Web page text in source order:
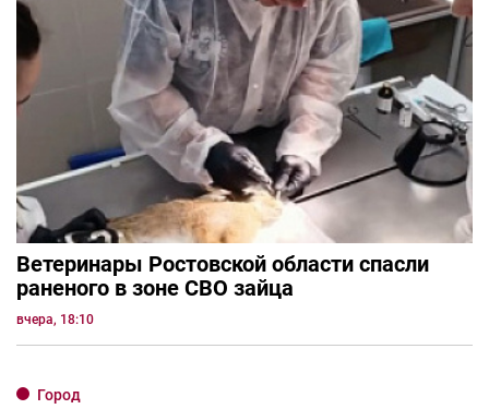
Ветеринары Ростовской области спасли
раненого в зоне СВО зайца
вчера, 18:10
Город